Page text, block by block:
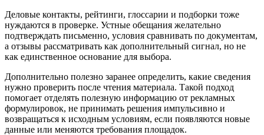
Деловые контакты, рейтинги, глоссарии и подборки тоже
нуждаются в проверке. Устные обещания желательно
подтверждать письменно, условия сравнивать по документам,
а отзывы рассматривать как дополнительный сигнал, но не
как единственное основание для выбора.
Дополнительно полезно заранее определить, какие сведения
нужно проверить после чтения материала. Такой подход
помогает отделять полезную информацию от рекламных
формулировок, не принимать решения импульсивно и
возвращаться к исходным условиям, если появляются новые
данные или меняются требования площадок.